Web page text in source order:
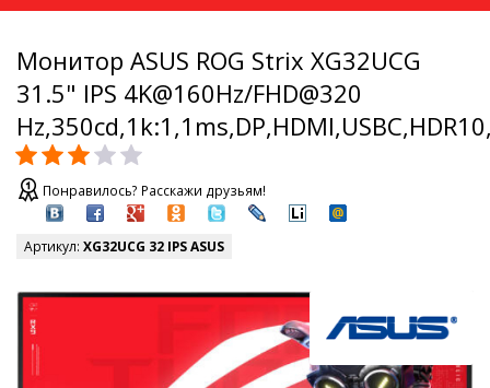
Монитор ASUS ROG Strix XG32UCG
31.5" IPS 4K@160Hz/FHD@320
Понравилось? Расскажи друзьям!
Артикул: XG32UCG 32 IPS ASUS